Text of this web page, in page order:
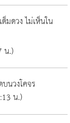
มดวง ไม่เห็นใน
น.)
นวงโคจร
น.)